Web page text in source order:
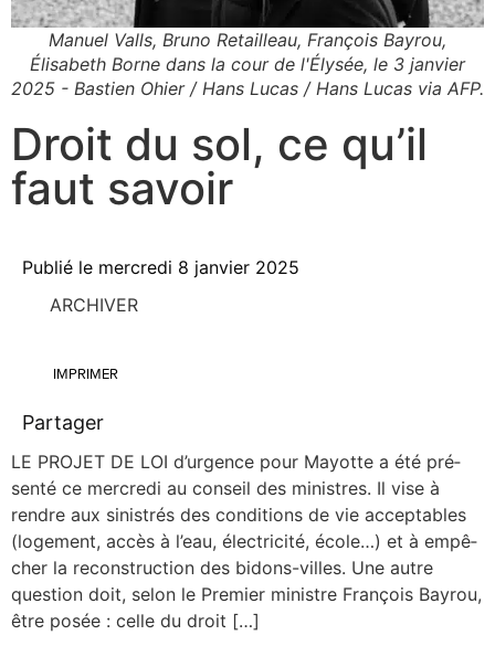
Manuel Valls, Bruno Retailleau, François Bayrou,
Élisabeth Borne dans la cour de l'Élysée, le 3 janvier
2025 - Bastien Ohier / Hans Lucas / Hans Lucas via AFP.
Droit du sol, ce qu’il
faut savoir
Publié le mercredi 8 janvier 2025
ARCHIVER
IMPRIMER
Partager
LE PROJET DE LOI d’urgence pour Mayotte a été pré­
sen­té ce mer­cre­di au conseil des ministres. Il vise à
rendre aux sinis­trés des condi­tions de vie accep­tables
(loge­ment, accès à l’eau, élec­tri­ci­té, école…) et à empê­
cher la recons­truc­tion des bidons-villes. Une autre
ques­tion doit, selon le Pre­mier ministre Fran­çois Bay­rou,
être posée : celle du droit […]